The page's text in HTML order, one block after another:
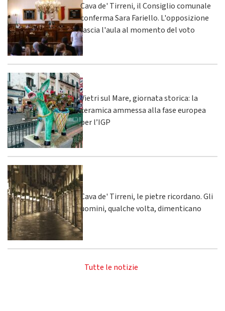
Cava de' Tirreni, il Consiglio comunale
conferma Sara Fariello. L'opposizione
lascia l'aula al momento del voto
Vietri sul Mare, giornata storica: la
ceramica ammessa alla fase europea
per l’IGP
Cava de' Tirreni, le pietre ricordano. Gli
uomini, qualche volta, dimenticano
Tutte le notizie